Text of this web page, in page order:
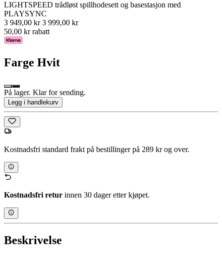
LIGHTSPEED trådløst spillhodesett og basestasjon med
PLAYSYNC
3 949,00 kr 3 999,00 kr
50,00 kr rabatt
Farge Hvit
På lager. Klar for sending.
Legg i handlekurv
Kostnadsfri standard frakt på bestillinger på 289 kr og over.
Kostnadsfri retur innen 30 dager etter kjøpet.
Beskrivelse